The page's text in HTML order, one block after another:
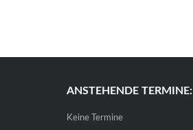
ANSTEHENDE TERMINE:
Keine Termine